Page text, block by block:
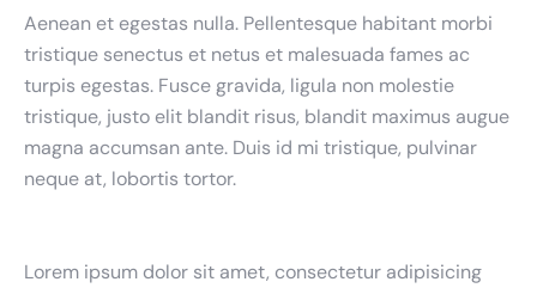
Aenean et egestas nulla. Pellentesque habitant morbi
tristique senectus et netus et malesuada fames ac
turpis egestas. Fusce gravida, ligula non molestie
tristique, justo elit blandit risus, blandit maximus augue
magna accumsan ante. Duis id mi tristique, pulvinar
neque at, lobortis tortor.
Lorem ipsum dolor sit amet, consectetur adipisicing